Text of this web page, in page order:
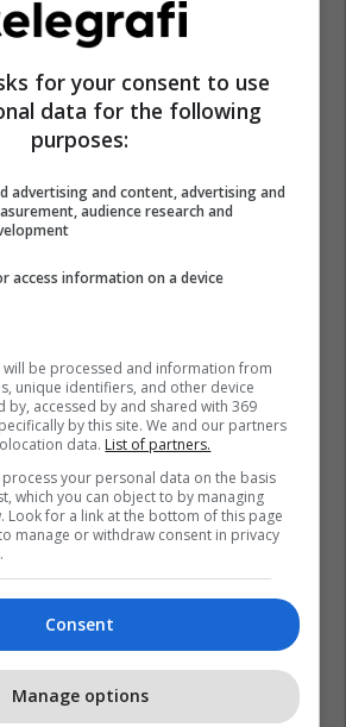
for your consent to use
data for the following
purposes:
advertising and content, advertising and
audience research and
access information on a device
be processed and information from
unique identifiers, and other device
by, accessed by and shared with 369
by this site. We and our partners
data. List of partners.
your personal data on the basis
which you can object to by managing
Look for a link at the bottom of this page
manage or withdraw consent in privacy
Consent
Manage options